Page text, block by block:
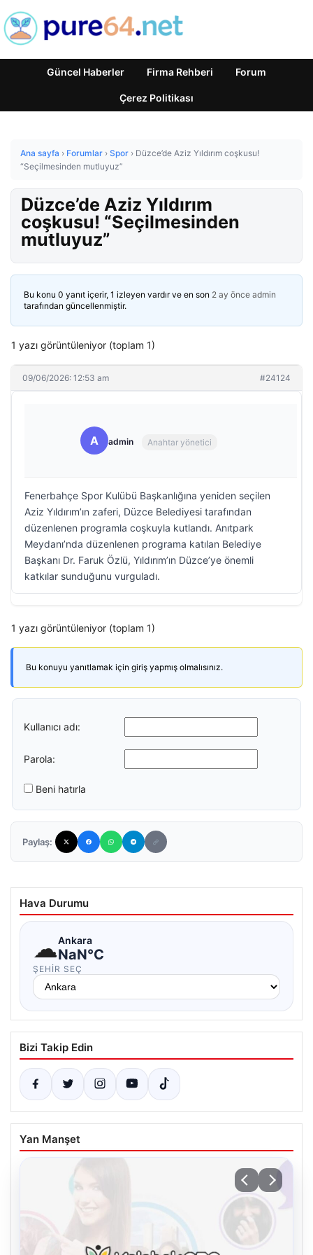
Güncel Haberler Firma Rehberi Forum
Çerez Politikası
Ana sayfa › Forumlar › Spor › Düzce’de Aziz Yıldırım coşkusu!
“Seçilmesinden mutluyuz”
Düzce’de Aziz Yıldırım
coşkusu! “Seçilmesinden
mutluyuz”
Bu konu 0 yanıt içerir, 1 izleyen vardır ve en son 2 ay önce admin
tarafından güncellenmiştir.
1 yazı görüntüleniyor (toplam 1)
09/06/2026: 12:53 am #24124
A admin Anahtar yönetici
Fenerbahçe Spor Kulübü Başkanlığına yeniden seçilen
Aziz Yıldırım’ın zaferi, Düzce Belediyesi tarafından
düzenlenen programla coşkuyla kutlandı. Anıtpark
Meydanı’nda düzenlenen programa katılan Belediye
Başkanı Dr. Faruk Özlü, Yıldırım’ın Düzce’ye önemli
katkılar sunduğunu vurguladı.
1 yazı görüntüleniyor (toplam 1)
Bu konuyu yanıtlamak için giriş yapmış olmalısınız.
Kullanıcı adı:
Parola:
Beni hatırla
Paylaş:
Hava Durumu
☁Ankara
NaN°C
ŞEHIR SEÇ
Bizi Takip Edin
Yan Manşet